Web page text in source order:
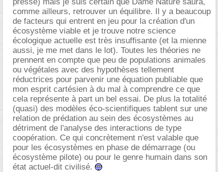
comme ailleurs, retrouver un équilibre. Il y a beaucoup
de facteurs qui entrent en jeu pour la création d'un
écosystème viable et je trouve notre science
écologique actuelle est très insuffisante (et la mienne
aussi, je me met dans le lot). Toutes les théories ne
prennent en compte que peu de populations animales
ou végétales avec des hypothèses tellement
réductrices pour parvenir une équation publiable que
mon esprit cartésien à du mal à comprendre ce que
cela représente à part un bel essai. De plus la totalité
(quasi) des modèles éco-scientifiques tablent sur une
relation de prédation au sein des écosystèmes au
détriment de l'analyse des interactions de type
coopération. Ce qui concrètement n'est valable que
pour les écosystèmes en phase de démarrage (ou
écosystème pilote) ou pour le genre humain dans son
état actuel-dit civilisé.